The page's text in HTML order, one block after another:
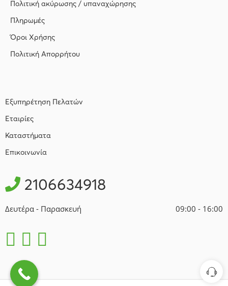
Πολιτική ακύρωσης / υπαναχώρησης
Πληρωμές
Όροι Χρήσης
Πολιτική Απορρήτου
Εξυπηρέτηση Πελατών
Εταιρίες
Καταστήματα
Επικοινωνία
2106634918
Δευτέρα - Παρασκευή 09:00 - 16:00